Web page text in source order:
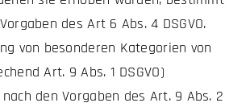
des Art 6 Abs. 4 DSGVO.
von besonderen Kategorien von
Art. 9 Abs. 1 DSGVO)
den Vorgaben des Art. 9 Abs. 2